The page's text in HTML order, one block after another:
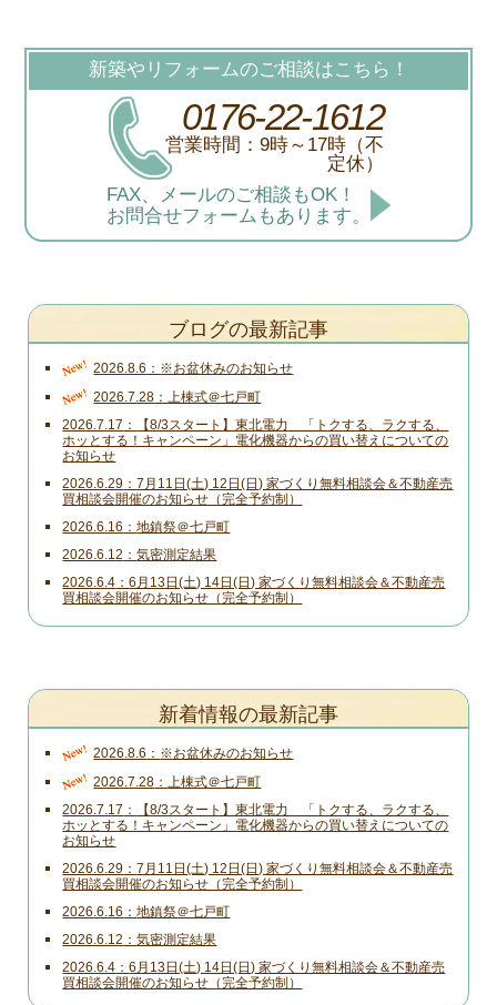
新築やリフォームのご相談はこちら！
0176-22-1612
営業時間：9時～17時（不
定休）
FAX、メールのご相談もOK！
お問合せフォームもあります。
ブログの最新記事
New! 2026.8.6 ※お盆休みのお知らせ
New! 2026.7.28 上棟式＠七戸町
2026.7.17
【8/3スタート】東北電力 「トクする、ラクする、
ホッとする！キャンペーン」電化機器からの買い替えについての
お知らせ
2026.6.29
7月11日(土) 12日(日) 家づくり無料相談会＆不動産売
買相談会開催のお知らせ（完全予約制）
2026.6.16 地鎮祭＠七戸町
2026.6.12 気密測定結果
2026.6.4
6月13日(土) 14日(日) 家づくり無料相談会＆不動産売
買相談会開催のお知らせ（完全予約制）
新着情報の最新記事
New! 2026.8.6 ※お盆休みのお知らせ
New! 2026.7.28 上棟式＠七戸町
2026.7.17
【8/3スタート】東北電力 「トクする、ラクする、
ホッとする！キャンペーン」電化機器からの買い替えについての
お知らせ
2026.6.29
7月11日(土) 12日(日) 家づくり無料相談会＆不動産売
買相談会開催のお知らせ（完全予約制）
2026.6.16 地鎮祭＠七戸町
2026.6.12 気密測定結果
2026.6.4
6月13日(土) 14日(日) 家づくり無料相談会＆不動産売
買相談会開催のお知らせ（完全予約制）